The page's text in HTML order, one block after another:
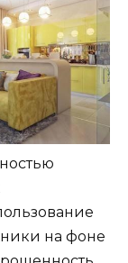
на фоне